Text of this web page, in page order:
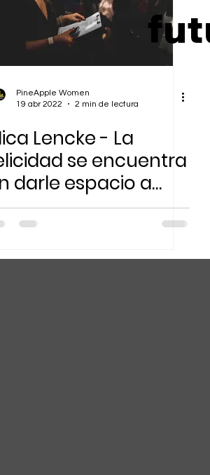
Ambiental
PineApple Women
19 abr 2022
2 min de lectura
Lencke - La
se encuentra
darle espacio a
uno de nuestros